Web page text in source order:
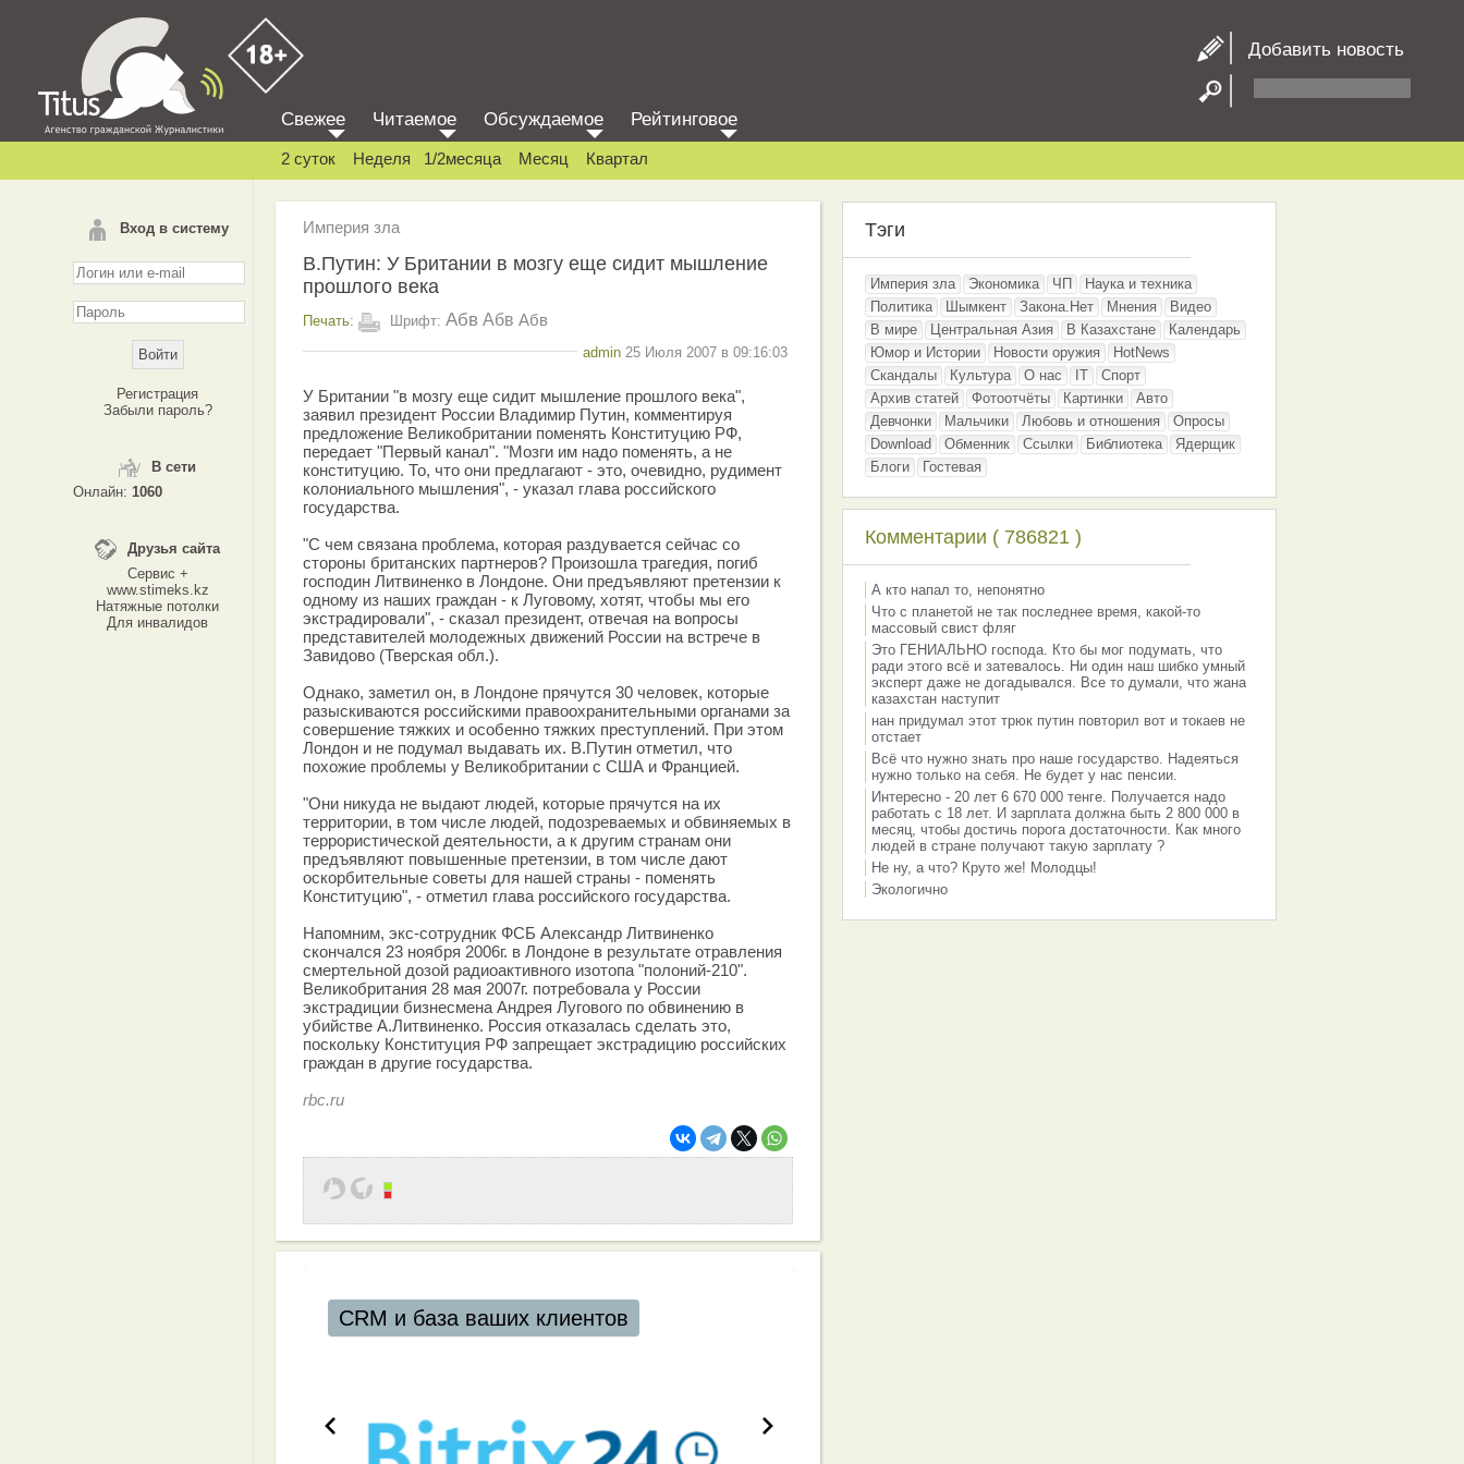
Добавить новость
Вход в систему
Регистрация
Забыли пароль?
В сети
Онлайн: 1060
Друзья сайта
Сервис +
www.stimeks.kz
Натяжные потолки
Для инвалидов
Свежее Читаемое Обсуждаемое Рейтинговое
2 суток Неделя 1/2месяца Месяц Квартал
Империя зла
В.Путин: У Британии в мозгу еще сидит мышление
прошлого века
Печать: Шрифт: Абв Абв Абв
admin 25 Июля 2007 в 09:16:03
У Британии "в мозгу еще сидит мышление прошлого века",
заявил президент России Владимир Путин, комментируя
предложение Великобритании поменять Конституцию РФ,
передает "Первый канал". "Мозги им надо поменять, а не
конституцию. То, что они предлагают - это, очевидно, рудимент
колониального мышления", - указал глава российского
государства.
"С чем связана проблема, которая раздувается сейчас со
стороны британских партнеров? Произошла трагедия, погиб
господин Литвиненко в Лондоне. Они предъявляют претензии к
одному из наших граждан - к Луговому, хотят, чтобы мы его
экстрадировали", - сказал президент, отвечая на вопросы
представителей молодежных движений России на встрече в
Завидово (Тверская обл.).
Однако, заметил он, в Лондоне прячутся 30 человек, которые
разыскиваются российскими правоохранительными органами за
совершение тяжких и особенно тяжких преступлений. При этом
Лондон и не подумал выдавать их. В.Путин отметил, что
похожие проблемы у Великобритании с США и Францией.
"Они никуда не выдают людей, которые прячутся на их
территории, в том числе людей, подозреваемых и обвиняемых в
террористической деятельности, а к другим странам они
предъявляют повышенные претензии, в том числе дают
оскорбительные советы для нашей страны - поменять
Конституцию", - отметил глава российского государства.
Напомним, экс-сотрудник ФСБ Александр Литвиненко
скончался 23 ноября 2006г. в Лондоне в результате отравления
смертельной дозой радиоактивного изотопа "полоний-210".
Великобритания 28 мая 2007г. потребовала у России
экстрадиции бизнесмена Андрея Лугового по обвинению в
убийстве А.Литвиненко. Россия отказалась сделать это,
поскольку Конституция РФ запрещает экстрадицию российских
граждан в другие государства.
rbc.ru
CRM и база ваших клиентов
Тэги
Империя зла Экономика ЧП
Наука и техника
Политика
Шымкент Закона.Нет Мнения
Видео
В мире
Центральная Азия В Казахстане
Календарь
Юмор и Истории
Новости оружия
HotNews
Скандалы
Культура О нас IT
Спорт
Архив статей
Фотоотчёты Картинки
Авто
Девчонки
Мальчики Любовь и отношения
Опросы
Download
Обменник Ссылки Библиотека
Ядерщик
Блоги
Гостевая
Комментарии ( 786821 )
А кто напал то, непонятно
Что с планетой не так последнее время, какой-то
массовый свист фляг
Это ГЕНИАЛЬНО господа. Кто бы мог подумать, что
ради этого всё и затевалось. Ни один наш шибко умный
эксперт даже не догадывался. Все то думали, что жана
казахстан наступит
нан придумал этот трюк путин повторил вот и токаев не
отстает
Всё что нужно знать про наше государство. Надеяться
нужно только на себя. Не будет у нас пенсии.
Интересно - 20 лет 6 670 000 тенге. Получается надо
работать с 18 лет. И зарплата должна быть 2 800 000 в
месяц, чтобы достичь порога достаточности. Как много
людей в стране получают такую зарплату ?
Не ну, а что? Круто же! Молодцы!
Экологично